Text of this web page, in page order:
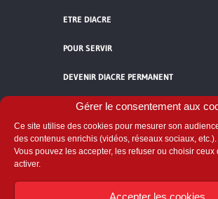
Gérer le consentement aux
Ce site utilise des cookies pour mesurer son
des contenus enrichis (vidéos, réseaux sociaux, etc.).
Vous pouvez les accepter, les refuser ou choisir
activer.
Accepter les cookies
ETRE DIACRE
POUR SERVIR
DEVENIR DIACRE PERMANENT
TÉMOIGNAGES
ACCUEIL